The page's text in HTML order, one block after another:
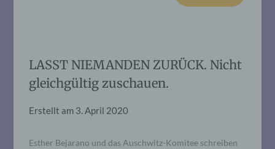
LASST NIEMANDEN ZURÜCK. Nicht
gleichgültig zuschauen.
Erstellt am 3. April 2020
Esther Bejarano und das Auschwitz-Komitee schreiben